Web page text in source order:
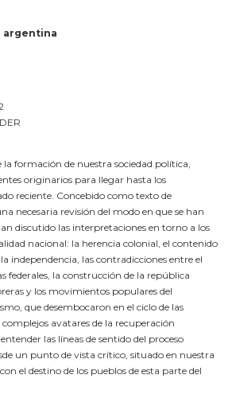
argentina
la formación de nuestra sociedad política,
originarios para llegar hasta los
reciente. Concebido como texto de
necesaria revisión del modo en que se han
discutido las interpretaciones en torno a los
nacional: la herencia colonial, el contenido
independencia, las contradicciones entre el
federales, la construcción de la república
y los movimientos populares del
que desembocaron en el ciclo de las
avatares de la recuperación
las líneas de sentido del proceso
un punto de vista crítico, situado en nuestra
el destino de los pueblos de esta parte del